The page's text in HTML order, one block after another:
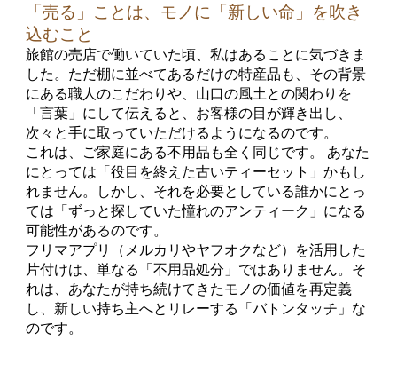
「売る」ことは、モノに「新しい命」を吹き
込むこと
旅館の売店で働いていた頃、私はあることに気づきま
した。ただ棚に並べてあるだけの特産品も、その背景
にある職人のこだわりや、山口の風土との関わりを
「言葉」にして伝えると、お客様の目が輝き出し、
次々と手に取っていただけるようになるのです。
これは、ご家庭にある不用品も全く同じです。 あなた
にとっては「役目を終えた古いティーセット」かもし
れません。しかし、それを必要としている誰かにとっ
ては「ずっと探していた憧れのアンティーク」になる
可能性があるのです。
フリマアプリ（メルカリやヤフオクなど）を活用した
片付けは、単なる「不用品処分」ではありません。そ
れは、あなたが持ち続けてきたモノの価値を再定義
し、新しい持ち主へとリレーする「バトンタッチ」な
のです。